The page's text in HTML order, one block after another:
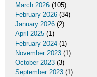
March 2026 (105)
February 2026 (34)
January 2026 (2)
April 2025 (1)
February 2024 (1)
November 2023 (1)
October 2023 (3)
September 2023 (1)